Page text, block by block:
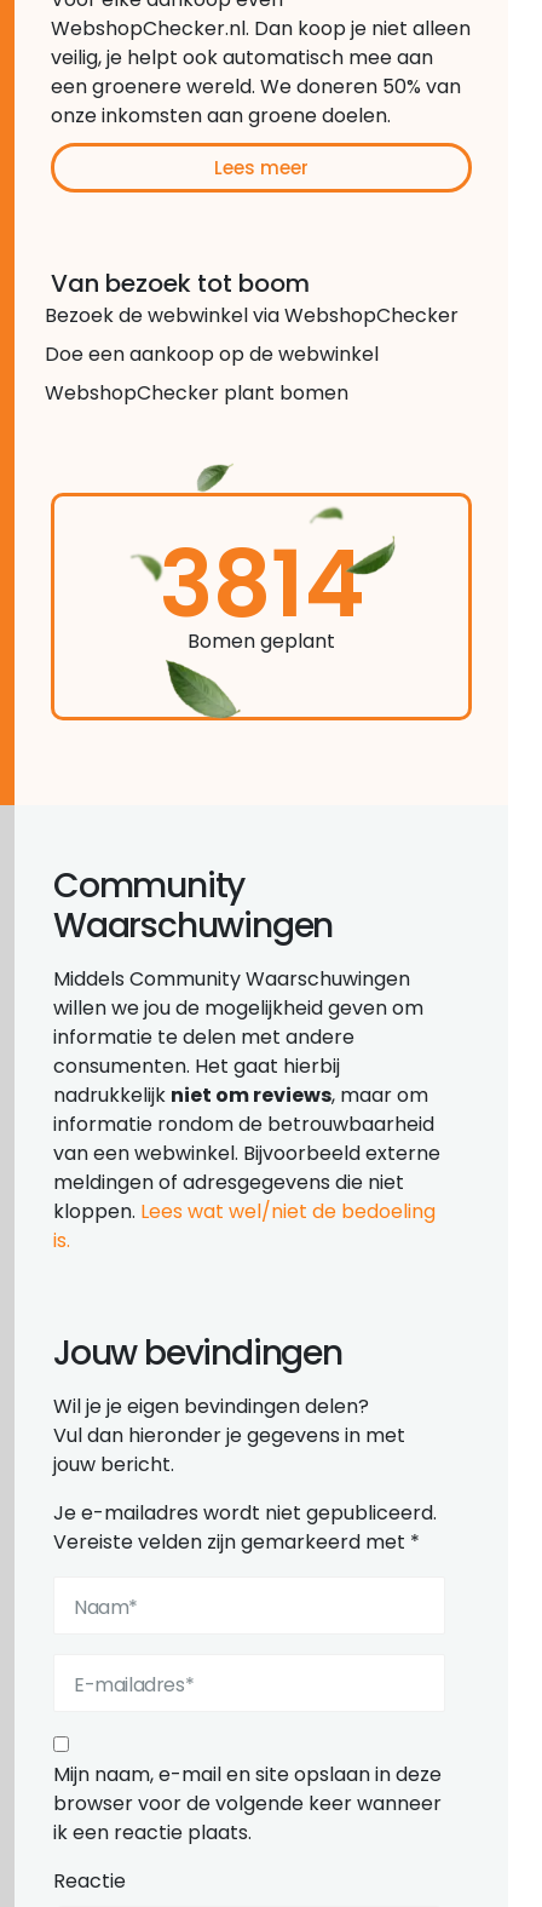
WebshopChecker.nl. Dan koop je niet alleen
veilig, je helpt ook automatisch mee aan
een groenere wereld. We doneren 50% van
onze inkomsten aan groene doelen.
Lees meer
Van bezoek tot boom
Bezoek de webwinkel via WebshopChecker
Doe een aankoop op de webwinkel
WebshopChecker plant bomen
3814
Bomen geplant
Community
Waarschuwingen
Middels Community Waarschuwingen
willen we jou de mogelijkheid geven om
informatie te delen met andere
consumenten. Het gaat hierbij
nadrukkelijk niet om reviews, maar om
informatie rondom de betrouwbaarheid
van een webwinkel. Bijvoorbeeld externe
meldingen of adresgegevens die niet
kloppen. Lees wat wel/niet de bedoeling
is.
Jouw bevindingen
Wil je je eigen bevindingen delen?
Vul dan hieronder je gegevens in met
jouw bericht.
Je e-mailadres wordt niet gepubliceerd.
Vereiste velden zijn gemarkeerd met *
Mijn naam, e-mail en site opslaan in deze
browser voor de volgende keer wanneer
ik een reactie plaats.
Reactie